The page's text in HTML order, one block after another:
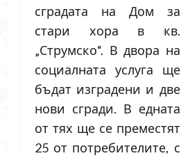
сградата на Дом за
стари хора в кв.
„Струмско“. В двора на
социалната услуга ще
бъдат изградени и две
нови сгради. В едната
от тях ще се преместят
25 от потребителите, с